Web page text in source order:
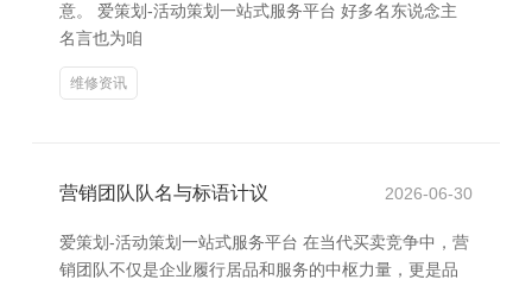
意。 爱策划-活动策划一站式服务平台 好多名东说念主
名言也为咱
维修资讯
营销团队队名与标语计议 2026-06-30
爱策划-活动策划一站式服务平台 在当代买卖竞争中，营
销团队不仅是企业履行居品和服务的中枢力量，更是品